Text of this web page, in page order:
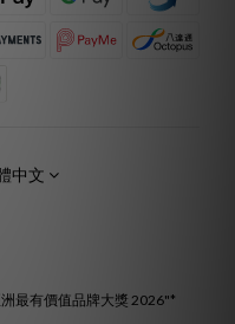
中文
最有價值品牌大獎 2026"*